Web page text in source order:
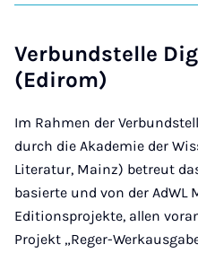
Verbundstelle
(Edirom)
Im Rahmen der
durch die Akademie der
Literatur, Mainz) betreut
basierte und von der AdWL
Editionsprojekte, allen
Projekt „Reger-